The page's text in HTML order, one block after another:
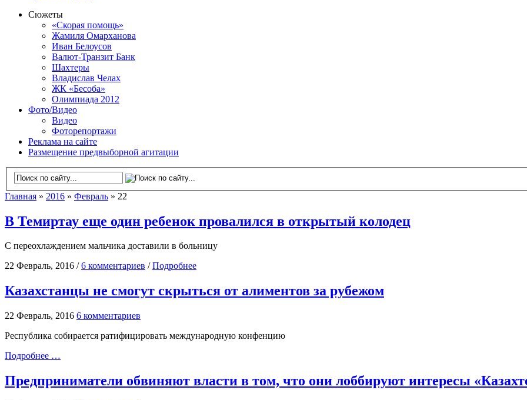
Сюжеты
«Скорая помощь»
Жамиля Омарханова
Иван Белоусов
Валют-Транзит Банк
Шахтеры
Владислав Челах
ЖК «Бесоба»
Олимпиада 2012
Фото/Видео
Видео
Фоторепортажи
Реклама на сайте
Размещение предвыборной агитации
Главная » 2016 » Февраль » 22
В Темиртау еще один ребенок провалился в открытый колодец
С переохлаждением мальчика доставили в больницу
22 Февраль, 2016 /6 комментариев /Подробнее
Казахстанцы не смогут скрыться от алиментов за рубежом
22 Февраль, 2016 6 комментариев
Республика собирается ратифицировать международную конфенцию
Подробнее …
Предприниматели обвиняют власти в том, что они лоббируют интересы